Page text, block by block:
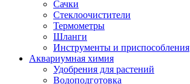
Сачки
Стеклоочистители
Термометры
Шланги
Инструменты и приспособления
Аквариумная химия
Удобрения для растений
Водоподготовка